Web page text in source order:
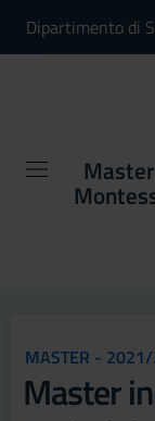
Dipartimento di
MASTER -
Master